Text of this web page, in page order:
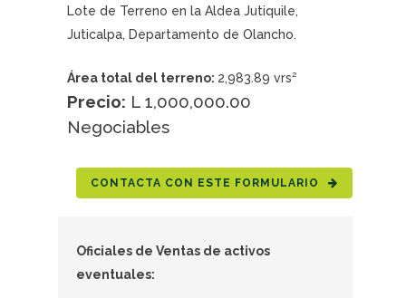
Lote de Terreno en la Aldea Jutiquile,
Juticalpa, Departamento de Olancho.
Área total del terreno: 2,983.89 vrs²
Precio: L 1,000,000.00
Negociables
CONTACTA CON ESTE FORMULARIO
Oficiales de Ventas de activos
eventuales: